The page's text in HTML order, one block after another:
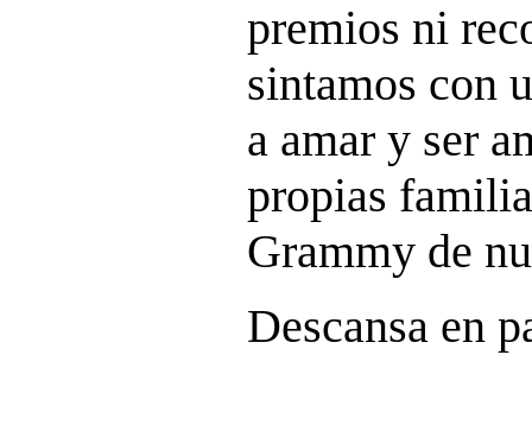
premios ni
sintamos con
a amar y ser
propias
Grammy de
Descansa en